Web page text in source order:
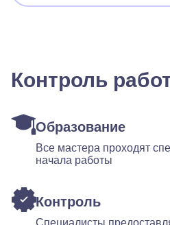
Контроль
Образование
Все мастера проходят
начала работы
Контроль
Специалисты